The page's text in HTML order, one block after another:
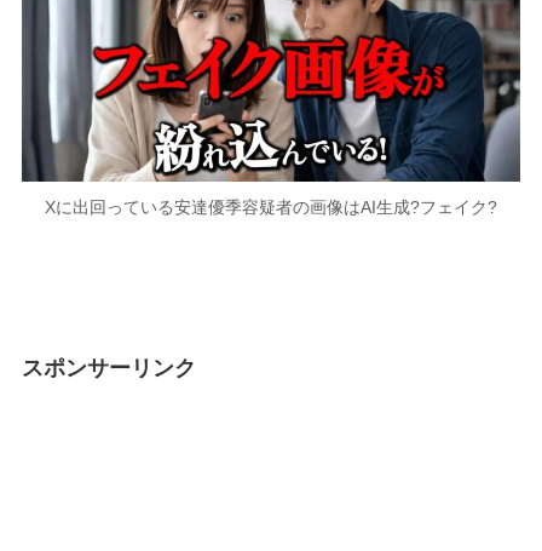
Xに出回っている安達優季容疑者の画像はAI生成?フェイク?
スポンサーリンク